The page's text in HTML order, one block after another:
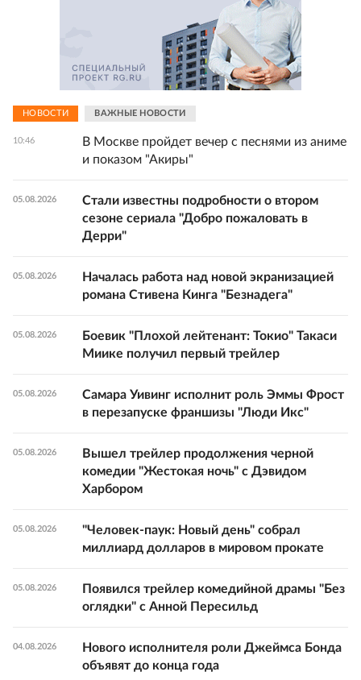
НОВОСТИ ВАЖНЫЕ НОВОСТИ
10:46
В Москве пройдет вечер с песнями из аниме
и показом "Акиры"
05.08.2026
Стали известны подробности о втором
сезоне сериала "Добро пожаловать в
Дерри"
05.08.2026
Началась работа над новой экранизацией
романа Стивена Кинга "Безнадега"
05.08.2026
Боевик "Плохой лейтенант: Токио" Такаси
Миике получил первый трейлер
05.08.2026
Самара Уивинг исполнит роль Эммы Фрост
в перезапуске франшизы "Люди Икс"
05.08.2026
Вышел трейлер продолжения черной
комедии "Жестокая ночь" с Дэвидом
Харбором
05.08.2026
"Человек-паук: Новый день" собрал
миллиард долларов в мировом прокате
05.08.2026
Появился трейлер комедийной драмы "Без
оглядки" с Анной Пересильд
04.08.2026
Нового исполнителя роли Джеймса Бонда
объявят до конца года